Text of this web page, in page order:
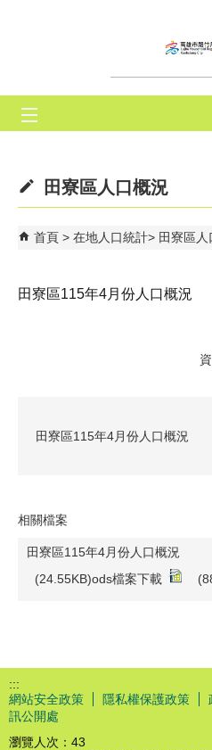
田寮區人口概況
首頁 在地人口統計 田寮區
田寮區115年4月份人口概況
田寮區115年4月份人口概況
相關檔案
田寮區115年4月份人口概況
(24.55KB)ods檔案下載
:::
網站安全政策
隱私權保護政策
訊公開處
瀏覽人次： 43